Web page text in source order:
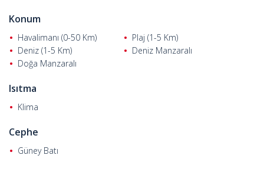
Konum
Havalimanı (0-50 Km)
Plaj (1-5 Km)
Deniz (1-5 Km)
Deniz Manzaralı
Doğa Manzaralı
Isıtma
Klima
Cephe
Güney Batı